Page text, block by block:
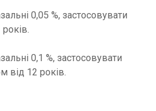
0,05 %, застосовувати
0,1 %, застосовувати
від 12 років.